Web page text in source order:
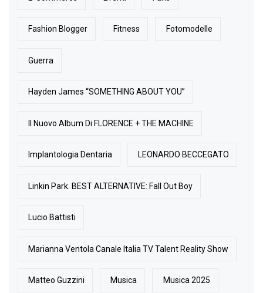
Fashion Blogger Fitness Fotomodelle
Guerra
Hayden James “SOMETHING ABOUT YOU”
Il Nuovo Album Di FLORENCE + THE MACHINE
Implantologia Dentaria LEONARDO BECCEGATO
Linkin Park. BEST ALTERNATIVE: Fall Out Boy
Lucio Battisti
Marianna Ventola Canale Italia TV Talent Reality Show
Matteo Guzzini Musica Musica 2025